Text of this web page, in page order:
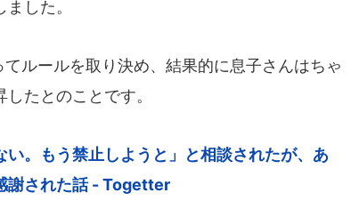
した。
ルールを取り決め、結果的に息子さんはちゃ
たとのことです。
い。もう禁止しようと」と相談されたが、あ
謝された話 - Togetter